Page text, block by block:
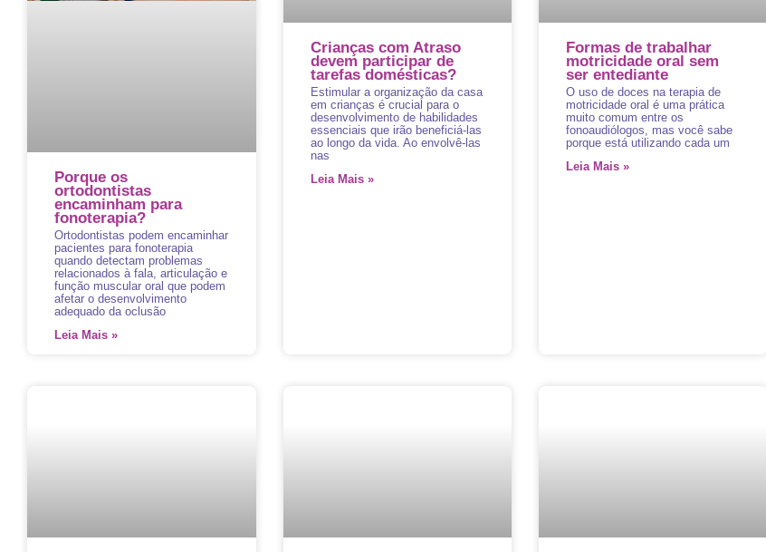
Porque os
ortodontistas
encaminham para
fonoterapia?
Ortodontistas podem encaminhar
pacientes para fonoterapia
quando detectam problemas
relacionados à fala, articulação e
função muscular oral que podem
afetar o desenvolvimento
adequado da oclusão
Leia Mais »
Crianças com Atraso
devem participar de
tarefas domésticas?
Estimular a organização da casa
em crianças é crucial para o
desenvolvimento de habilidades
essenciais que irão beneficiá-las
ao longo da vida. Ao envolvê-las
nas
Leia Mais »
Formas de trabalhar
motricidade oral sem
ser entediante
O uso de doces na terapia de
motricidade oral é uma prática
muito comum entre os
fonoaudiólogos, mas você sabe
porque está utilizando cada um
Leia Mais »